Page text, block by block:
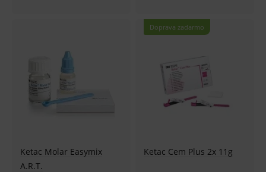
Ketac Molar Easymix
A.R.T.
Doprava zadarmo
Ketac Cem Plus 2x 11g